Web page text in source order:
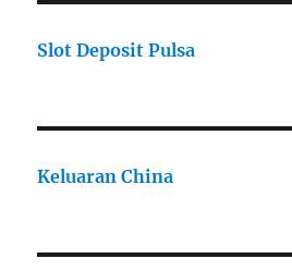
Slot Deposit Pulsa
Keluaran China